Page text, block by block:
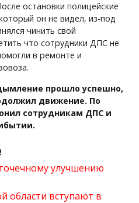
остановки полицейские
он не видел, из-под
чинить свой
что сотрудники ДПС не
в ремонте и
прошло успешно,
движение. По
сотрудникам ДПС и
улучшению
области вступают в